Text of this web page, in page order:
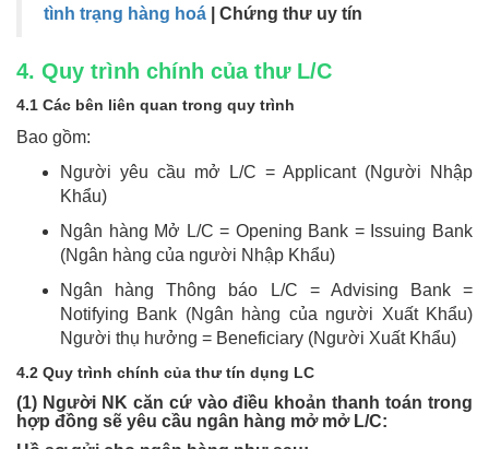
tình trạng hàng hoá | Chứng thư uy tín
4. Quy trình chính của thư L/C
4.1 Các bên liên quan trong quy trình
Bao gồm:
Người yêu cầu mở L/C = Applicant (Người Nhập
Khẩu)
Ngân hàng Mở L/C = Opening Bank = Issuing Bank
(Ngân hàng của người Nhập Khẩu)
Ngân hàng Thông báo L/C = Advising Bank =
Notifying Bank (Ngân hàng của người Xuất Khẩu)
Người thụ hưởng = Beneficiary (Người Xuất Khẩu)
4.2 Quy trình chính của thư tín dụng LC
(1) Người NK căn cứ vào điều khoản thanh toán trong
hợp đồng sẽ yêu cầu ngân hàng mở mở L/C: